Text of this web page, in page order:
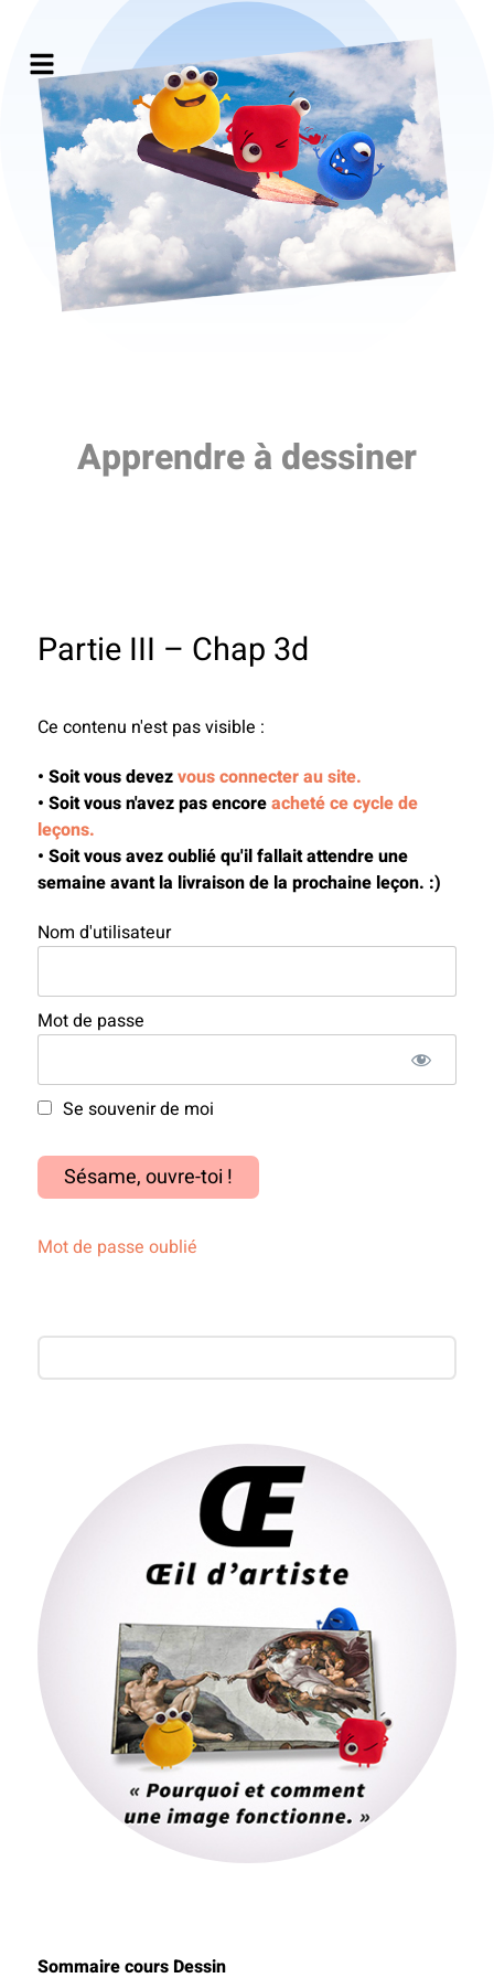
Apprendre à dessiner
Partie III – Chap 3d
Ce contenu n'est pas visible :
• Soit vous devezvous connecter au site.
• Soit vous n'avez pas encoreacheté ce cycle de
leçons.
• Soit vous avez oublié qu'il fallait attendre une
semaine avant la livraison de la prochaine leçon. :)
Nom d'utilisateur
Mot de passe
Se souvenir de moi
Mot de passe oublié
Sommaire cours Dessin